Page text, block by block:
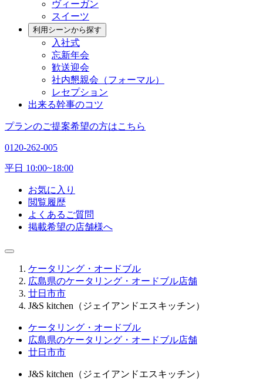
ヴィーガン
スイーツ
利用シーンから探す
入社式
忘新年会
歓送迎会
社内懇親会（フォーマル）
レセプション
出来る幹事のコツ
プランのご提案希望の方はこちら
0120-262-005
平日 10:00~18:00
お気に入り
閲覧履歴
よくあるご質問
掲載希望の店舗様へ
ケータリング・オードブル
広島県のケータリング・オードブル店舗
廿日市市
J&S kitchen（ジェイアンドエスキッチン）
ケータリング・オードブル
広島県のケータリング・オードブル店舗
廿日市市
J&S kitchen（ジェイアンドエスキッチン）